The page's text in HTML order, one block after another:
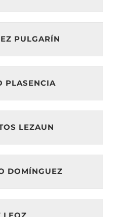
PULGARÍN
PLASENCIA
LEZAUN
DOMÍNGUEZ